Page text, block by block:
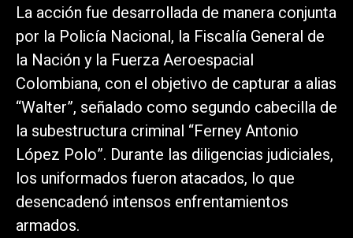
La acción fue desarrollada de manera conjunta
por la Policía Nacional, la Fiscalía General de
la Nación y la Fuerza Aeroespacial
Colombiana, con el objetivo de capturar a alias
“Walter”, señalado como segundo cabecilla de
la subestructura criminal “Ferney Antonio
López Polo”. Durante las diligencias judiciales,
los uniformados fueron atacados, lo que
desencadenó intensos enfrentamientos
armados.